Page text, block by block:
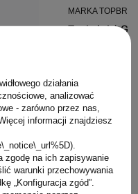
MARKA
Topbright
szalkowa
129,00 PLN
działania
analizować
- zarówno przez nas,
informacji znajdziesz
zgodę na ich zapisywanie
warunki przechowywania
„Konfiguracja zgód”.